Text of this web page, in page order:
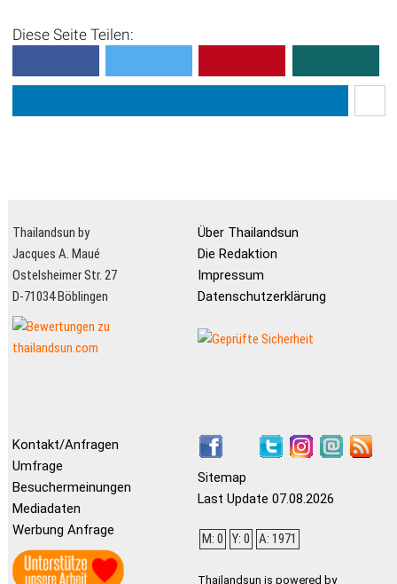
Diese Seite Teilen:
Thailandsun by
Jacques A. Maué
Ostelsheimer Str. 27
D-71034 Böblingen
Über Thailandsun
Die Redaktion
Impressum
Datenschutzerklärung
Kontakt/Anfragen
Umfrage
Besuchermeinungen
Mediadaten
Werbung Anfrage
Sitemap
Last Update 07.08.2026
M: 0 Y: 0 A: 1971
Thailandsun is powered by